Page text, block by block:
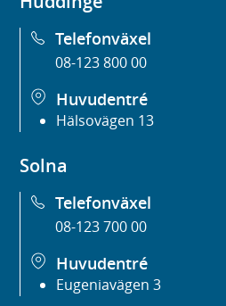
Telefonväxel
08-123 800 00
Huvudentré
Hälsovägen 13
Solna
Telefonväxel
08-123 700 00
Huvudentré
Eugeniavägen 3